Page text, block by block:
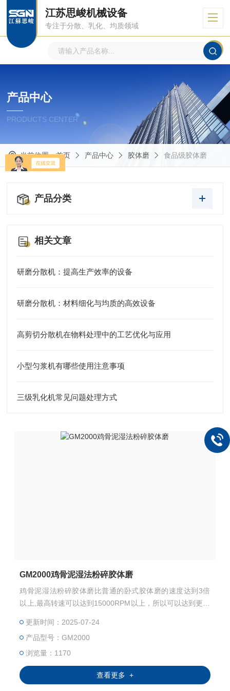
江苏思峻机械设备
专注于分散、乳化、均质领域
产品中心
PRODUCTS CENTER
当前位置：首页 产品中心 胶体磨 食品级胶体磨
产品分类
相关文章
研磨分散机：提高生产效率的设备
研磨分散机：材料细化与均质的高效设备
高剪切分散机在物料处理中的工艺优化与应用
小型匀浆机有哪些使用注意事项
三级乳化机常见问题处理方式
GM2000鸡骨泥湿法粉碎胶体磨
鸡骨泥湿法粉碎胶体磨比普通的卧式胶体磨的速度达到3倍
以上,最高转速可以达到15000RPM以上，所以可以达到更好
更新时间：2025-07-24
产品型号：GM2000
浏览量：1170
查看更多 +